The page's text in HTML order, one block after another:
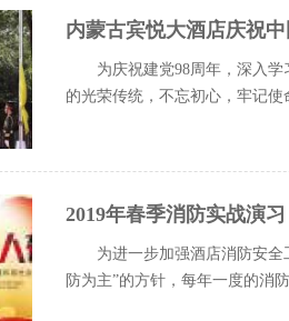
内蒙古宾悦大酒店庆祝
为庆祝建党98周年，深入
的光荣传统，不忘初心，牢记
2019年春季消防实战演习
为进一步加强酒店消防安
防为主”的方针，每年一度的消